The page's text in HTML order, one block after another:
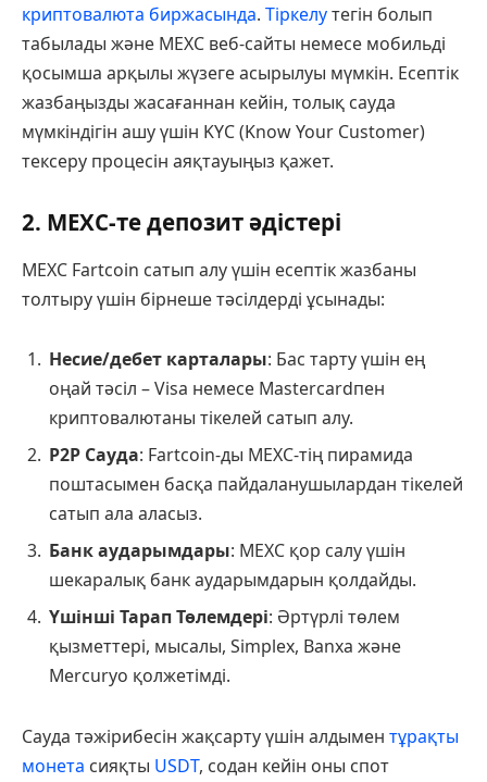
криптовалюта биржасында. Тіркелутегін болып
табылады және MEXC веб-сайты немесе мобильді
қосымша арқылы жүзеге асырылуы мүмкін. Есептік
жазбаңызды жасағаннан кейін, толық сауда
мүмкіндігін ашу үшін KYC (Know Your Customer)
тексеру процесін аяқтауыңыз қажет.
2. MEXC-те депозит әдістері
MEXC Fartcoin сатып алу үшін есептік жазбаны
толтыру үшін бірнеше тәсілдерді ұсынады:
Несие/дебет карталары: Бас тарту үшін ең
оңай тәсіл – Visa немесе Mastercardпен
криптовалютаны тікелей сатып алу.
P2P Сауда: Fartcoin-ды MEXC-тің пирамида
поштасымен басқа пайдаланушылардан тікелей
сатып ала аласыз.
Банк аударымдары: MEXC қор салу үшін
шекаралық банк аударымдарын қолдайды.
Үшінші Тарап Төлемдері: Әртүрлі төлем
қызметтері, мысалы, Simplex, Banxa және
Mercuryo қолжетімді.
Сауда тәжірибесін жақсарту үшін алдымен тұрақты
монета сияқты USDT, содан кейін оны спот